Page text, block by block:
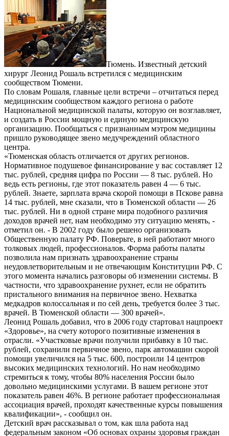
Тюмень. Известный детский
хирург Леонид Рошаль встретился с медицинским
сообществом Тюмени.
По словам Рошаля, главные цели встречи – отчитаться перед
медицинским сообществом каждого региона о работе
Национальной медицинской палаты, которую он возглавляет,
и создать в России мощную и единую медицинскую
организацию. Пообщаться с признанным мэтром медицины
пришло руководящее звено медучреждений областного
центра.
«Тюменская область отличается от других регионов.
Нормативное подушевое финансирование у вас составляет 12
тыс. рублей, средняя цифра по России — 8 тыс. рублей. Но
ведь есть регионы, где этот показатель равен 4 — 6 тыс.
рублей. Знаете, зарплата врача скорой помощи в Пскове равна
14 тыс. рублей, мне сказали, что в Тюменской области — 26
тыс. рублей. Ни в одной стране мира подобного различия
доходов врачей нет, нам необходимо эту ситуацию менять, -
отметил он. - В 2002 году было решено организовать
Общественную палату РФ. Поверьте, в ней работают много
толковых людей, профессионалов. Форма работы палаты
позволила нам признать здравоохранение страны
неудовлетворительным и не отвечающим Конституции РФ. С
этого момента начались разговоры об изменении системы. В
частности, что здравоохранение рухнет, если не обратить
пристального внимания на первичное звено. Нехватка
медкадров колоссальная и по сей день, требуется более 3 тыс.
врачей. В Тюменской области — 300 врачей».
Леонид Рошаль добавил, что в 2006 году стартовал нацпроект
«Здоровье», на счету которого позитивные изменения в
отрасли. «Участковые врачи получили прибавку в 10 тыс.
рублей, сохранили первичное звено, парк автомашин скорой
помощи увеличился на 5 тыс. 600, построили 14 центров
высоких медицинских технологий. Но нам необходимо
стремиться к тому, чтобы 80% населения России было
довольно медицинскими услугами. В вашем регионе этот
показатель равен 46%. В регионе работает профессиональная
ассоциация врачей, проходят качественные курсы повышения
квалификации», - сообщил он.
Детский врач рассказывал о том, как шла работа над
федеральным законом «Об основах охраны здоровья граждан